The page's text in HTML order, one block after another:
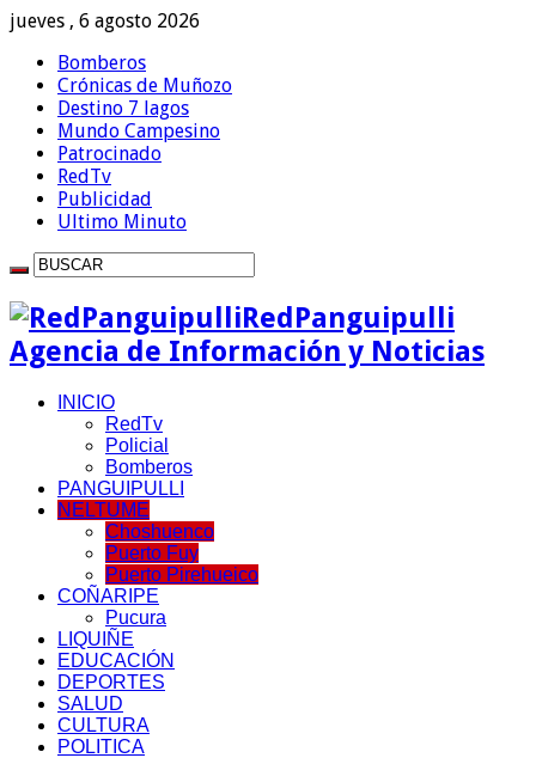
jueves , 6 agosto 2026
Bomberos
Crónicas de Muñozo
Destino 7 lagos
Mundo Campesino
Patrocinado
RedTv
Publicidad
Ultimo Minuto
RedPanguipulli
Agencia de Información y Noticias
INICIO
RedTv
Policial
Bomberos
PANGUIPULLI
NELTUME
Choshuenco
Puerto Fuy
Puerto Pirehueico
COÑARIPE
Pucura
LIQUIÑE
EDUCACIÓN
DEPORTES
SALUD
CULTURA
POLITICA